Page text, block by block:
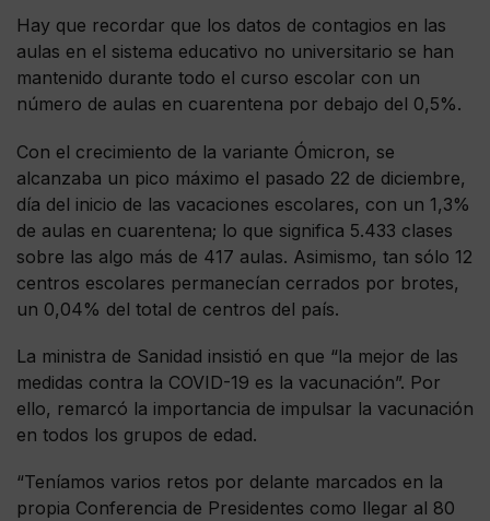
Hay que recordar que los datos de contagios en las
aulas en el sistema educativo no universitario se han
mantenido durante todo el curso escolar con un
número de aulas en cuarentena por debajo del 0,5%.
Con el crecimiento de la variante Ómicron, se
alcanzaba un pico máximo el pasado 22 de diciembre,
día del inicio de las vacaciones escolares, con un 1,3%
de aulas en cuarentena; lo que significa 5.433 clases
sobre las algo más de 417 aulas. Asimismo, tan sólo 12
centros escolares permanecían cerrados por brotes,
un 0,04% del total de centros del país.
La ministra de Sanidad insistió en que “la mejor de las
medidas contra la COVID-19 es la vacunación”. Por
ello, remarcó la importancia de impulsar la vacunación
en todos los grupos de edad.
“Teníamos varios retos por delante marcados en la
propia Conferencia de Presidentes como llegar al 80